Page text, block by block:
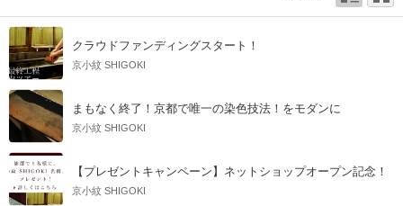
クラウドファンディングスタート！
京小紋 SHIGOKI
まもなく終了！京都で唯一の染色技法！をモダンに
京小紋 SHIGOKI
【プレゼントキャンペーン】ネットショップオープン記念！
京小紋 SHIGOKI